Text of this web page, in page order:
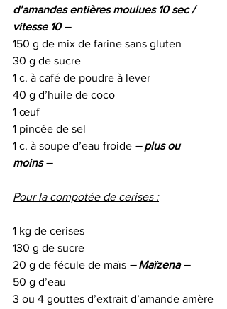
d’amandes entières moulues 10 sec /
vitesse 10 –
150 g de mix de farine sans gluten
30 g de sucre
1 c. à café de poudre à lever
40 g d’huile de coco
1 œuf
1 pincée de sel
1 c. à soupe d’eau froide – plus ou
moins –
Pour la compotée de cerises :
1 kg de cerises
130 g de sucre
20 g de fécule de maïs – Maïzena –
50 g d’eau
3 ou 4 gouttes d’extrait d’amande amère